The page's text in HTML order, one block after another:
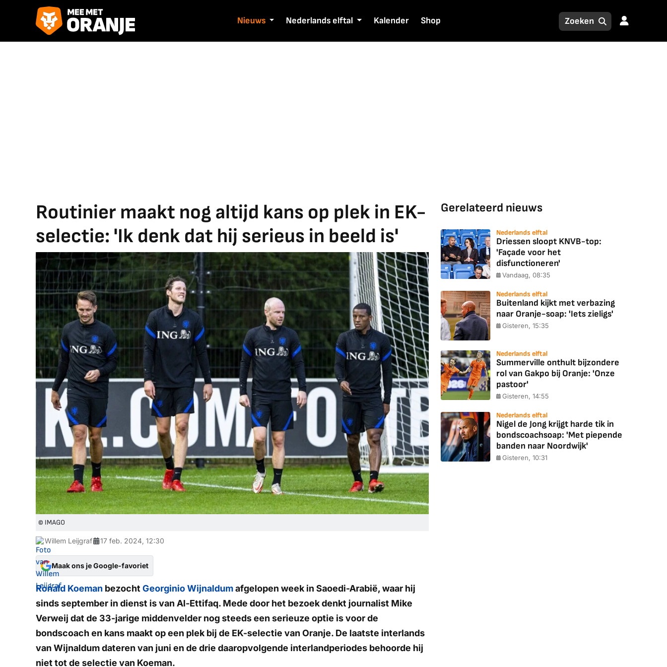
Nieuws Nederlands elftal Kalender Shop
Routinier maakt nog altijd kans op plek in EK-
selectie: 'Ik denk dat hij serieus in beeld is'
© IMAGO
Willem Leijgraf 17 feb. 2024, 12:30
Maak ons je Google-favoriet
Ronald Koeman bezocht Georginio Wijnaldumafgelopen week in Saoedi-Arabië, waar hij
sinds september in dienst is van Al-Ettifaq. Mede door het bezoek denkt journalist Mike
Verweij dat de 33-jarige middenvelder nog steeds een serieuze optie is voor de
bondscoach en kans maakt op een plek bij de EK-selectie van Oranje. De laatste interlands
van Wijnaldum dateren van juni en de drie daaropvolgende interlandperiodes behoorde hij
niet tot de selectie van Koeman.
Gerelateerd nieuws
Nederlands elftal
Driessen sloopt KNVB-top:
'Façade voor het
disfunctioneren'
Vandaag, 08:35
Nederlands elftal
Buitenland kijkt met verbazing
naar Oranje-soap: 'Iets zieligs'
Gisteren, 15:35
Nederlands elftal
Summerville onthult bijzondere
rol van Gakpo bij Oranje: 'Onze
pastoor'
Gisteren, 14:55
Nederlands elftal
Nigel de Jong krijgt harde tik in
bondscoachsoap: 'Met piepende
banden naar Noordwijk'
Gisteren, 10:31